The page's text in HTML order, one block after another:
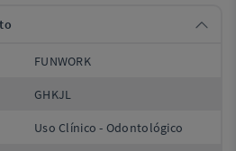
FUNWORK
GHKJL
Uso Clínico - Odontológico